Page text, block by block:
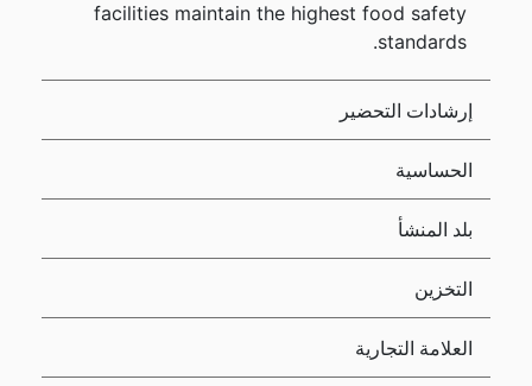
facilities maintain the highest food safety
standards.
إرشادات التحضير
الحساسية
بلد المنشأ
التخزين
العلامة التجارية